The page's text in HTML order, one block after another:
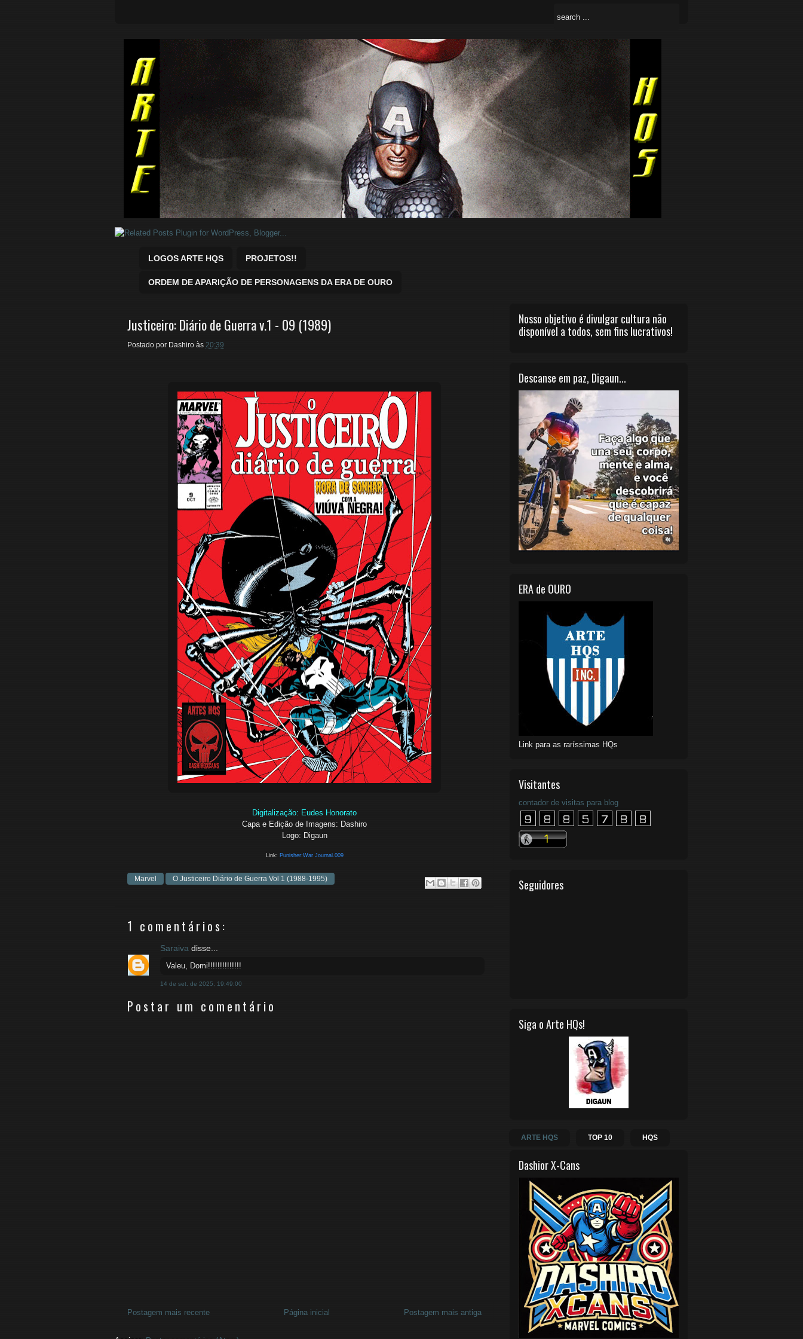
Quadrinhos Marvel e DC para baixar.
LOGOS ARTE HQS PROJETOS!!
ORDEM DE APARIÇÃO DE PERSONAGENS DA ERA DE OURO
Justiceiro: Diário de Guerra v.1 - 09 (1989)
Postado por Dashiro às 20:39
Digitalização: Eudes Honorato
Capa e Edição de Imagens: Dashiro
Logo: Digaun
Link: Punisher:War Journal.009
Marvel O Justiceiro Diário de Guerra Vol 1 (1988-1995)
1 comentários:
Saraiva disse...
Valeu, Domi!!!!!!!!!!!!!!
14 de set. de 2025, 19:49:00
Postar um comentário
Postagem mais recente Postagem mais antiga
Página inicial
Nosso objetivo é divulgar cultura não
disponível a todos, sem fins lucrativos!
Descanse em paz, Digaun...
ERA de OURO
Link para as raríssimas HQs
Visitantes
contador de visitas para blog
Seguidores
Siga o Arte HQs!
ARTE HQS TOP 10 HQS
Dashior X-Cans